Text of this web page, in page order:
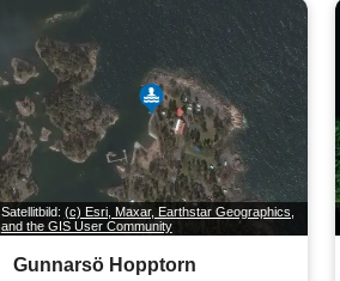
Satellitbild: (c) Esri, Maxar, Earthstar Geographics,
and the GIS User Community
Gunnarsö Hopptorn